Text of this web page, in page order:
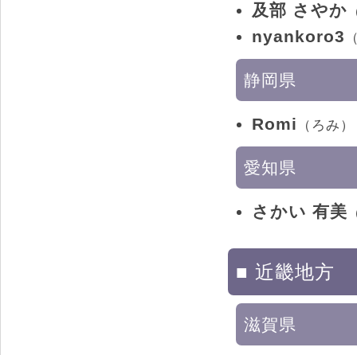
及部 さやか
nyankoro3
静岡県
Romi （ろみ）
愛知県
さかい 有美
■ 近畿地方
滋賀県